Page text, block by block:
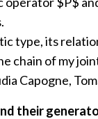
type, its
chain of my
Capogne,
their